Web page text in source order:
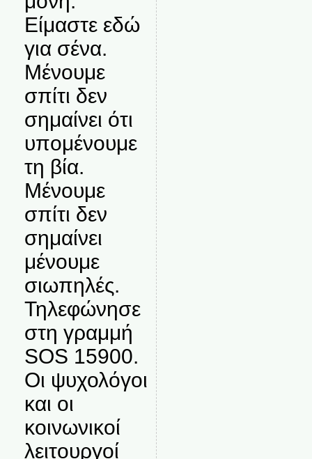
Είμαστε εδώ
για σένα.
Μένουμε
σπίτι δεν
σημαίνει ότι
υπομένουμε
τη βία.
Μένουμε
σπίτι δεν
σημαίνει
μένουμε
σιωπηλές.
Τηλεφώνησε
στη γραμμή
SOS 15900.
Οι ψυχολόγοι
και οι
κοινωνικοί
λειτουργοί